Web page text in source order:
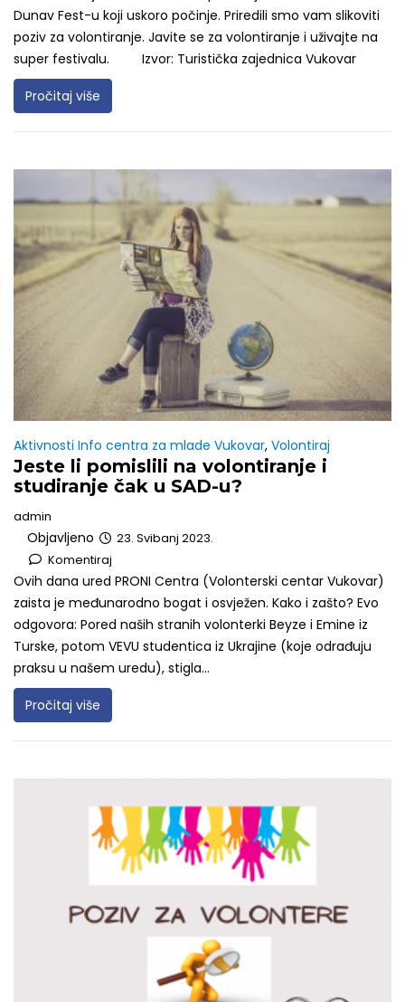
Dunav Fest-u koji uskoro počinje. Priredili smo vam slikoviti
poziv za volontiranje. Javite se za volontiranje i uživajte na
super festivalu. Izvor: Turistička zajednica Vukovar
Pročitaj više
Aktivnosti Info centra za mlade Vukovar, Volontiraj
Jeste li pomislili na volontiranje i
studiranje čak u SAD-u?
admin
Objavljeno
23. Svibanj 2023.
Komentiraj
Ovih dana ured PRONI Centra (Volonterski centar Vukovar)
zaista je međunarodno bogat i osvježen. Kako i zašto? Evo
odgovora: Pored naših stranih volonterki Beyze i Emine iz
Turske, potom VEVU studentica iz Ukrajine (koje odrađuju
praksu u našem uredu), stigla...
Pročitaj više